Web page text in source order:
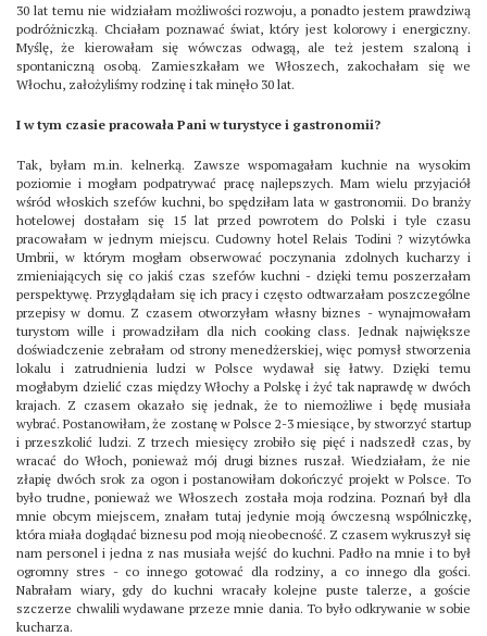
30 lat temu nie widziałam możliwości rozwoju, a ponadto jestem prawdziwą
podróżniczką. Chciałam poznawać świat, który jest kolorowy i energiczny.
Myślę, że kierowałam się wówczas odwagą, ale też jestem szaloną i
spontaniczną osobą. Zamieszkałam we Włoszech, zakochałam się we
Włochu, założyliśmy rodzinę i tak minęło 30 lat.
I w tym czasie pracowała Pani w turystyce i gastronomii?
Tak, byłam m.in. kelnerką. Zawsze wspomagałam kuchnie na wysokim
poziomie i mogłam podpatrywać pracę najlepszych. Mam wielu przyjaciół
wśród włoskich szefów kuchni, bo spędziłam lata w gastronomii. Do branży
hotelowej dostałam się 15 lat przed powrotem do Polski i tyle czasu
pracowałam w jednym miejscu. Cudowny hotel Relais Todini ? wizytówka
Umbrii, w którym mogłam obserwować poczynania zdolnych kucharzy i
zmieniających się co jakiś czas szefów kuchni - dzięki temu poszerzałam
perspektywę. Przyglądałam się ich pracy i często odtwarzałam poszczególne
przepisy w domu. Z czasem otworzyłam własny biznes - wynajmowałam
turystom wille i prowadziłam dla nich cooking class. Jednak największe
doświadczenie zebrałam od strony menedżerskiej, więc pomysł stworzenia
lokalu i zatrudnienia ludzi w Polsce wydawał się łatwy. Dzięki temu
mogłabym dzielić czas między Włochy a Polskę i żyć tak naprawdę w dwóch
krajach. Z czasem okazało się jednak, że to niemożliwe i będę musiała
wybrać. Postanowiłam, że zostanę w Polsce 2-3 miesiące, by stworzyć startup
i przeszkolić ludzi. Z trzech miesięcy zrobiło się pięć i nadszedł czas, by
wracać do Włoch, ponieważ mój drugi biznes ruszał. Wiedziałam, że nie
złapię dwóch srok za ogon i postanowiłam dokończyć projekt w Polsce. To
było trudne, ponieważ we Włoszech została moja rodzina. Poznań był dla
mnie obcym miejscem, znałam tutaj jedynie moją ówczesną wspólniczkę,
która miała doglądać biznesu pod moją nieobecność. Z czasem wykruszył się
nam personel i jedna z nas musiała wejść do kuchni. Padło na mnie i to był
ogromny stres - co innego gotować dla rodziny, a co innego dla gości.
Nabrałam wiary, gdy do kuchni wracały kolejne puste talerze, a goście
szczerze chwalili wydawane przeze mnie dania. To było odkrywanie w sobie
kucharza.